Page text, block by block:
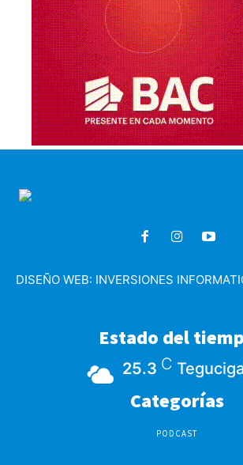
DISEÑO WEB: INVERSIONES
Estado del
25.3 C
Categorías
PODCAST